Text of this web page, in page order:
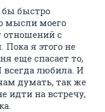
бы быстро
мысли моего
отношений с
я этого не
еще спасает то,
любила. И
думать, так же
идти на встречу,